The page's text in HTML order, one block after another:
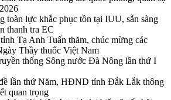
toàn lực khắc phục tồn tại IUU, sẵn sàng
thanh tra EC
Tạ Anh Tuấn thăm, chúc mừng các
Thầy thuốc Việt Nam
thống Sông nước Đà Nông lần thứ I
lần thứ Năm, HĐND tỉnh Đắk Lắk thông
quan trọng